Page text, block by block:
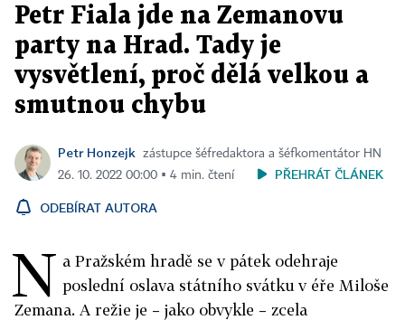
Petr Fiala jde na Zemanovu
party na Hrad. Tady je
vysvětlení, proč dělá velkou a
smutnou chybu
Petr Honzejk
zástupce šéfredaktora a šéfkomentátor HN
26. 10. 2022 00:00 ▪ 4 min. čtení
PŘEHRÁT ČLÁNEK
ODEBÍRAT AUTORA
N a Pražském hradě se v pátek odehraje
poslední oslava státního svátku v éře Miloše
Zemana. A režie je – jako obvykle – zcela